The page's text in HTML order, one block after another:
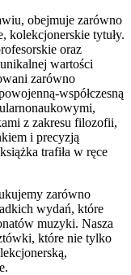
obejmuje zarówno
kolekcjonerskie tytuły.
oraz
wartości
zarówno
współczesną
z zakresu filozofii,
i precyzją
trafiła w ręce
zarówno
wydań, które
muzyki. Nasza
które nie tylko